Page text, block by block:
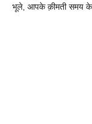
भूले, आपके क़ीमती समय के